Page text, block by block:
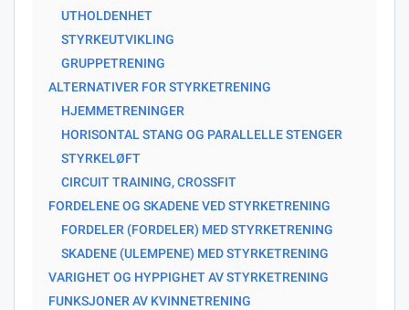
UTHOLDENHET
STYRKEUTVIKLING
GRUPPETRENING
ALTERNATIVER FOR STYRKETRENING
HJEMMETRENINGER
HORISONTAL STANG OG PARALLELLE STENGER
STYRKELØFT
CIRCUIT TRAINING, CROSSFIT
FORDELENE OG SKADENE VED STYRKETRENING
FORDELER (FORDELER) MED STYRKETRENING
SKADENE (ULEMPENE) MED STYRKETRENING
VARIGHET OG HYPPIGHET AV STYRKETRENING
FUNKSJONER AV KVINNETRENING